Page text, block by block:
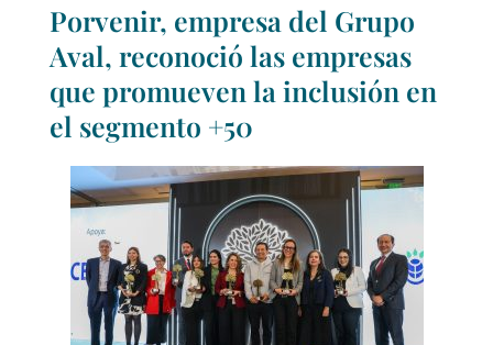
Porvenir, empresa del Grupo
Aval, reconoció las empresas
que promueven la inclusión en
el segmento +50